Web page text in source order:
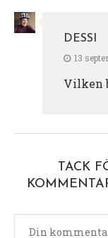
DESSI
13
Vilken
TACK